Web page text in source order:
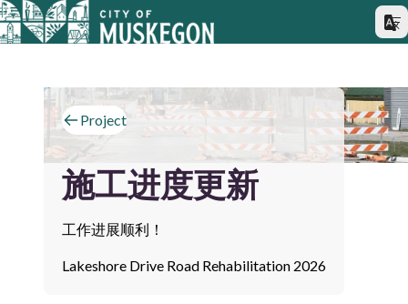
Project
施工进度更新
工作进展顺利！
Lakeshore Drive Road Rehabilitation 2026